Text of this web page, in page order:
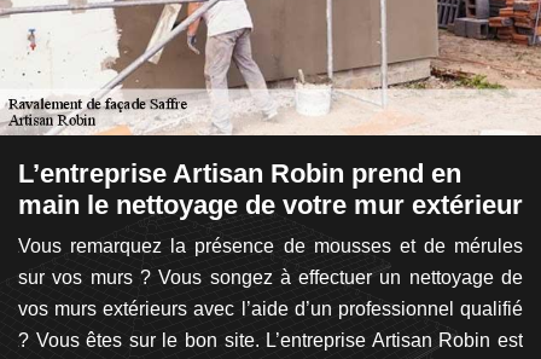
L’entreprise Artisan Robin prend en
main le nettoyage de votre mur extérieur
Vous remarquez la présence de mousses et de mérules
sur vos murs ? Vous songez à effectuer un nettoyage de
vos murs extérieurs avec l’aide d’un professionnel qualifié
? Vous êtes sur le bon site. L’entreprise Artisan Robin est